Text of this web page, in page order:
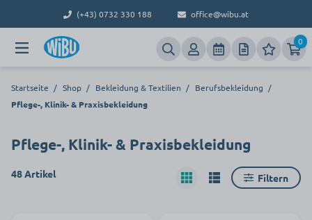
(+43) 0732 330 188 office@wibu.at
0
Startseite / Shop / Bekleidung & Textilien / Berufsbekleidung /
Pflege-, Klinik- & Praxisbekleidung
Pflege-, Klinik- & Praxisbekleidung
48 Artikel Filtern